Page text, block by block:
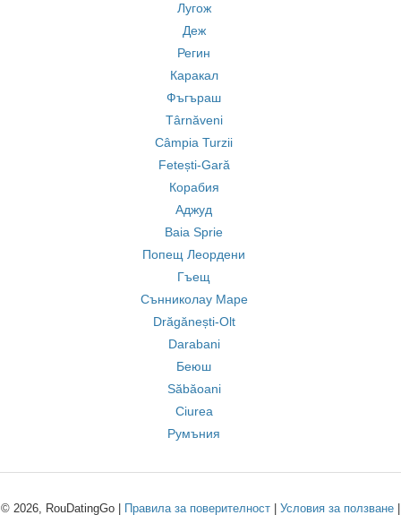
Лугож
Деж
Регин
Каракал
Фъгъраш
Târnăveni
Câmpia Turzii
Fetești-Gară
Корабия
Аджуд
Baia Sprie
Попещ Леордени
Гъещ
Сънниколау Маре
Drăgănești-Olt
Darabani
Беюш
Săbăoani
Ciurea
Румъния
© 2026, RouDatingGo | Правила за поверителност Условия за ползване